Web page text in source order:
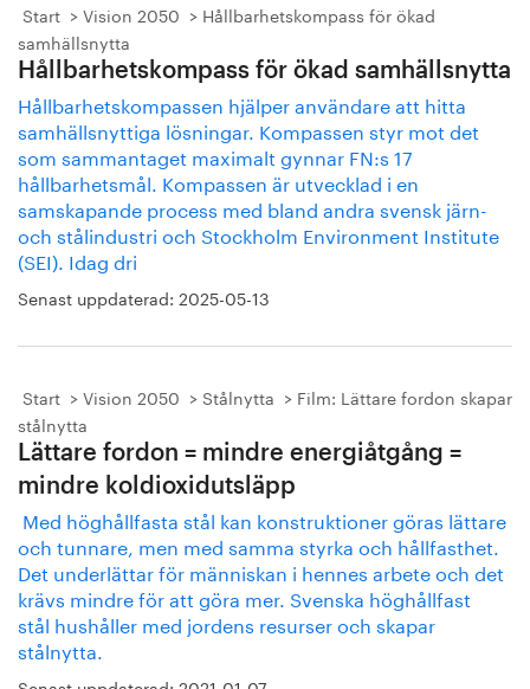
Start Vision 2050
Hållbarhetskompass för ökad
samhällsnytta
Hållbarhetskompass för ökad samhällsnytta
Hållbarhetskompassen hjälper användare att hitta
samhällsnyttiga lösningar. Kompassen styr mot det
som sammantaget maximalt gynnar FN:s 17
hållbarhetsmål. Kompassen är utvecklad i en
samskapande process med bland andra svensk järn-
och stålindustri och Stockholm Environment Institute
(SEI). Idag dri
Senast uppdaterad: 2025-05-13
Start Vision 2050 Stålnytta
Film: Lättare fordon skapar
stålnytta
Lättare fordon = mindre energiåtgång =
mindre koldioxidutsläpp
Med höghållfasta stål kan konstruktioner göras lättare
och tunnare, men med samma styrka och hållfasthet.
Det underlättar för människan i hennes arbete och det
krävs mindre för att göra mer. Svenska höghållfast
stål hushåller med jordens resurser och skapar
stålnytta.